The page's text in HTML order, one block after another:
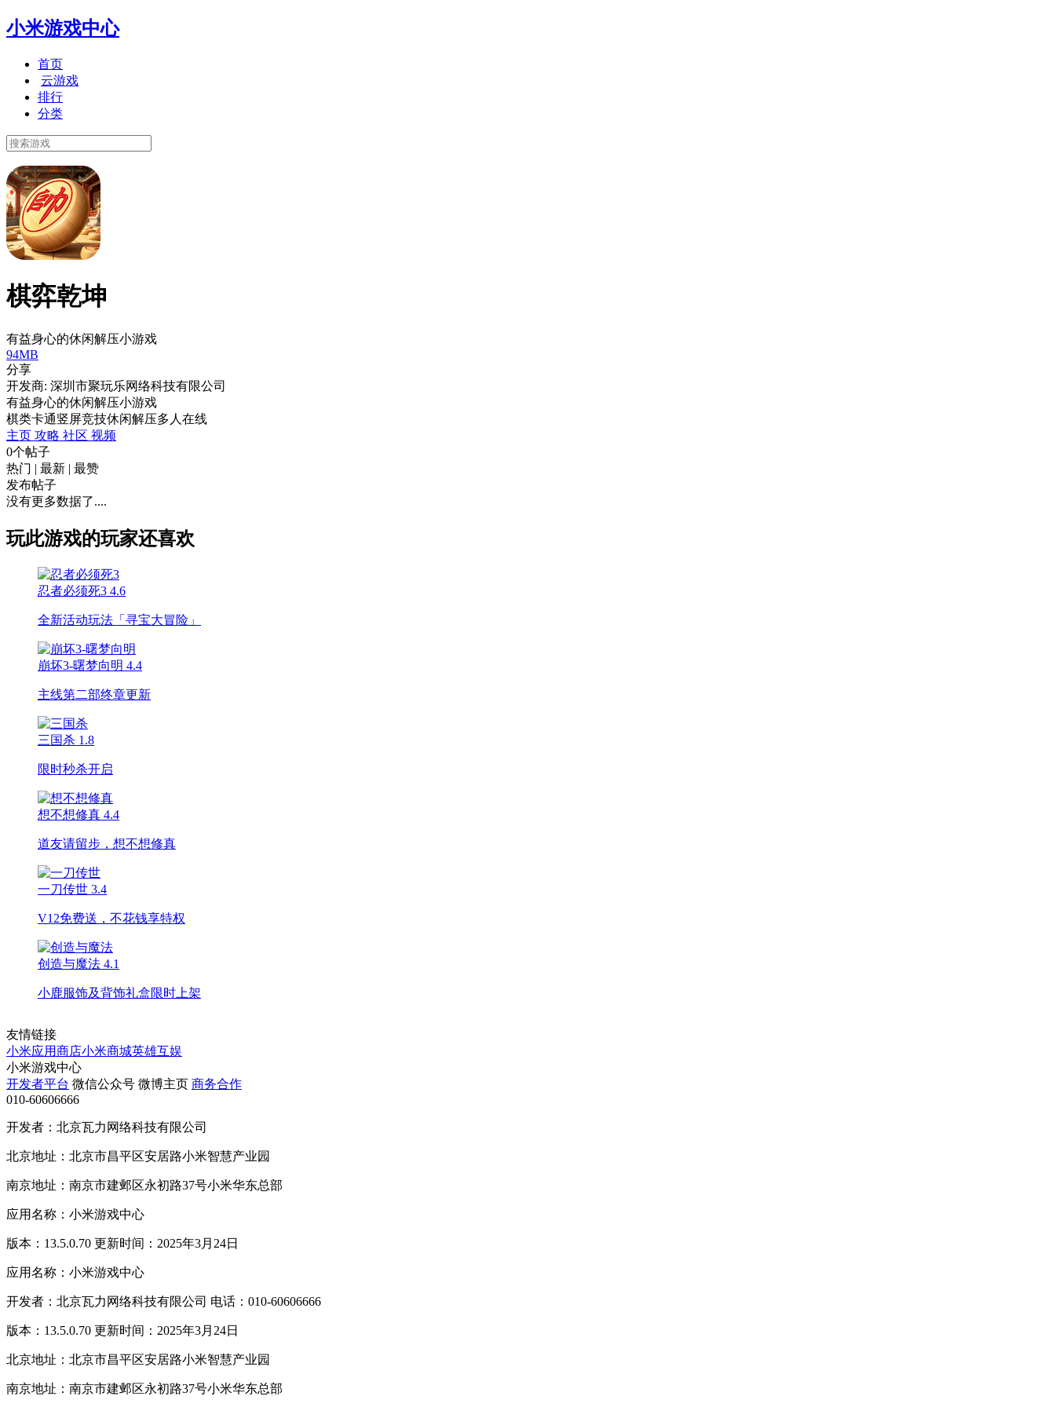
小米游戏中心
首页
云游戏
排行
分类
棋弈乾坤
有益身心的休闲解压小游戏
94MB
分享
开发商: 深圳市聚玩乐网络科技有限公司
有益身心的休闲解压小游戏
棋类卡通竖屏竞技休闲解压多人在线
主页 攻略 社区 视频
0个帖子
热门 | 最新 | 最赞
发布帖子
没有更多数据了....
玩此游戏的玩家还喜欢
忍者必须死3 4.6
全新活动玩法「寻宝大冒险」
崩坏3-曙梦向明 4.4
主线第二部终章更新
三国杀 1.8
限时秒杀开启
想不想修真 4.4
道友请留步，想不想修真
一刀传世 3.4
V12免费送，不花钱享特权
创造与魔法 4.1
小鹿服饰及背饰礼盒限时上架
友情链接
小米应用商店小米商城英雄互娱
小米游戏中心
开发者平台 微信公众号 微博主页 商务合作
010-60606666
开发者：北京瓦力网络科技有限公司
北京地址：北京市昌平区安居路小米智慧产业园
南京地址：南京市建邺区永初路37号小米华东总部
应用名称：小米游戏中心
版本：13.5.0.70 更新时间：2025年3月24日
应用名称：小米游戏中心
开发者：北京瓦力网络科技有限公司 电话：010-60606666
版本：13.5.0.70 更新时间：2025年3月24日
北京地址：北京市昌平区安居路小米智慧产业园
南京地址：南京市建邺区永初路37号小米华东总部